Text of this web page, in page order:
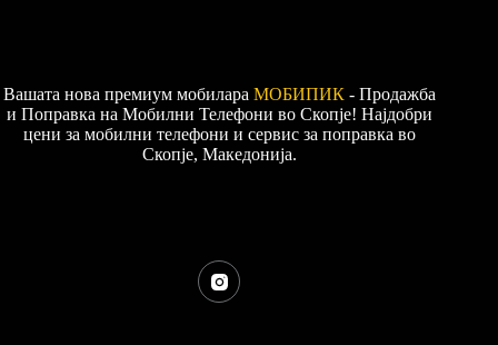
Вашата нова премиум мобилара МОБИПИК - Продажба
и Поправка на Мобилни Телефони во Скопје! Најдобри
цени за мобилни телефони и сервис за поправка во
Скопје, Македонија.